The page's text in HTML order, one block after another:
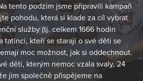
tento podzim jsme připravili kampaň
pohodu, která si klade za cíl vybrat
služby (tj. celkem 1666 hodin
tatínci, kteří se starají o své děti se
moc možnost, jak si oddechnout.
děti, kterým nemoc vzala svaly, 24
jim společně přispějeme na